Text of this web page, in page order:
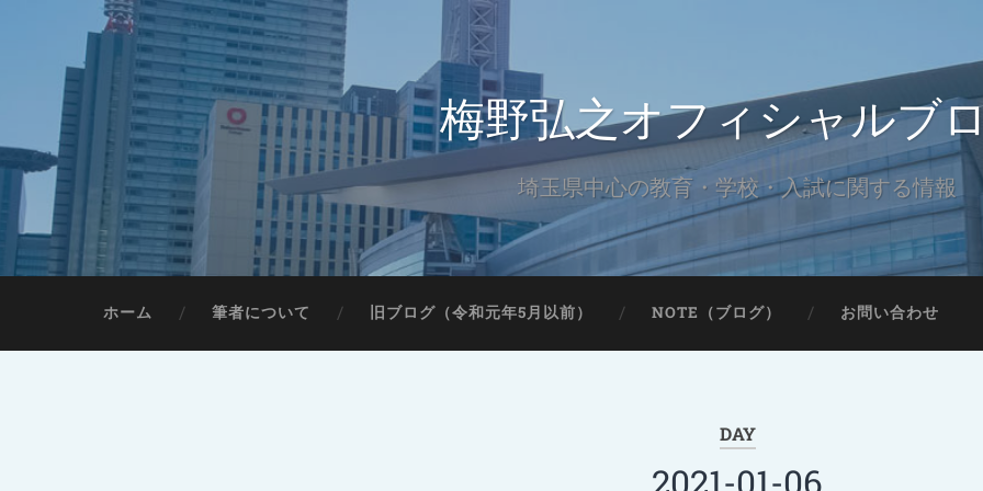
梅野弘之オフィシャルブ
埼玉県中心の教育・学校・入試に関する情報
ホーム 筆者について 旧ブログ（令和元年5月以前） NOTE（ブログ） お問い合わせ
DAY